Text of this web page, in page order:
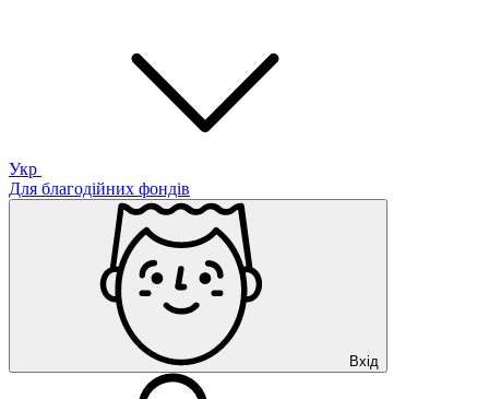
Укр
Для благодійних фондів
Вхід